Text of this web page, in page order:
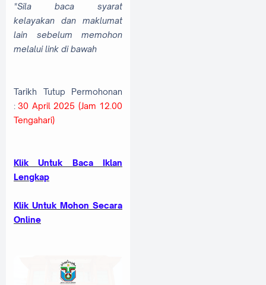
*Sila baca syarat
kelayakan dan maklumat
lain sebelum memohon
melalui link di bawah
Tarikh Tutup Permohonan
:30 April 2025 (Jam 12.00
Tengahari)
Klik Untuk Baca Iklan
Lengkap
Klik Untuk Mohon Secara
Online